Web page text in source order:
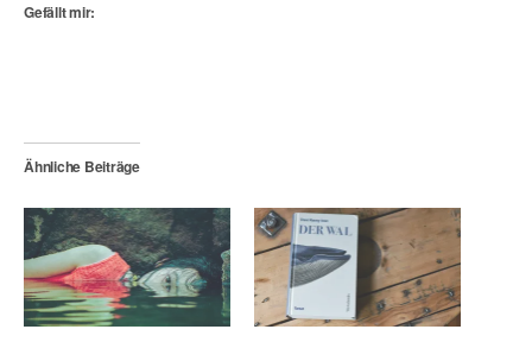
Gefällt mir:
Ähnliche Beiträge